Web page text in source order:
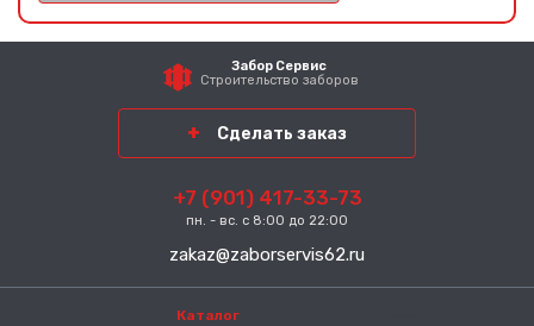
Забор Сервис
Строительство заборов
Сделать заказ
+7 (901) 417-33-73
пн. - вс. с 8:00 до 22:00
zakaz@zaborservis62.ru
Каталог